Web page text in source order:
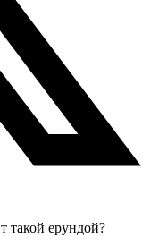
такой ерундой?